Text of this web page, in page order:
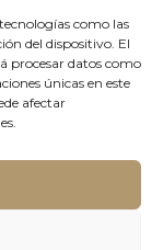
como las
del dispositivo. El
procesar datos como
únicas en este
afectar